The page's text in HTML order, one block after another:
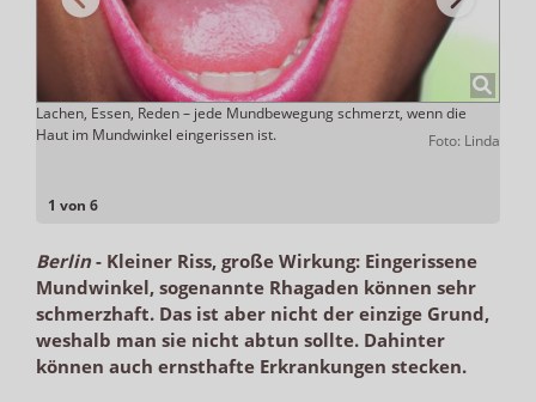
1 von 6
Lachen, Essen, Reden – jede Mundbewegung schmerzt, wenn die
Haut im Mundwinkel eingerissen ist.
Foto: Linda
Berlin- Kleiner Riss, große Wirkung: Eingerissene
Mundwinkel, sogenannte Rhagaden können sehr
schmerzhaft. Das ist aber nicht der einzige Grund,
weshalb man sie nicht abtun sollte. Dahinter
können auch ernsthafte Erkrankungen stecken.